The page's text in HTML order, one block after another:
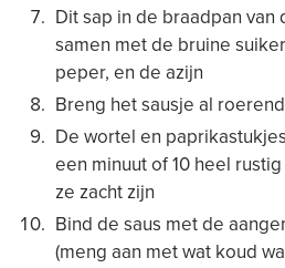
Dit sap in de braadpan
samen met de bruine
peper, en de azijn
Breng het sausje al
De wortel en
een minuut of 10 heel
ze zacht zijn
Bind de saus met de
(meng aan met wat koud